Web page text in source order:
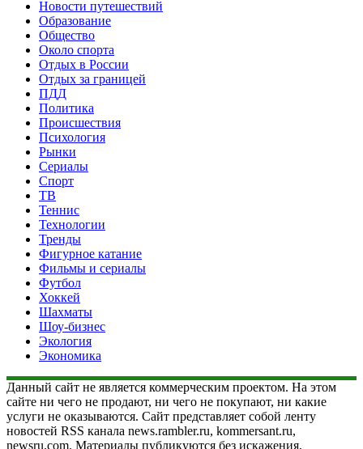
Новости путешествий
Образование
Общество
Около спорта
Отдых в России
Отдых за границей
ПДД
Политика
Происшествия
Психология
Рынки
Сериалы
Спорт
ТВ
Теннис
Технологии
Тренды
Фигурное катание
Фильмы и сериалы
Футбол
Хоккей
Шахматы
Шоу-бизнес
Экология
Экономика
Данный сайт не является коммерческим проектом. На этом
сайте ни чего не продают, ни чего не покупают, ни какие
услуги не оказываются. Сайт представляет собой ленту
новостей RSS канала news.rambler.ru, kommersant.ru,
newsru.com. Материалы публикуются без искажения,